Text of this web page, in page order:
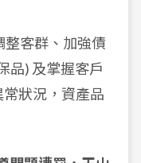
整客群、加強債
品) 及掌握客戶
狀況，資產品